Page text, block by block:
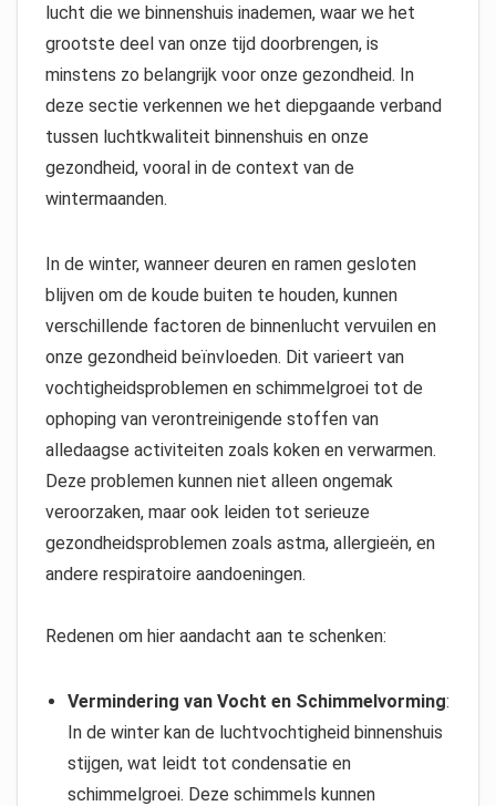
lucht die we binnenshuis inademen, waar we het
grootste deel van onze tijd doorbrengen, is
minstens zo belangrijk voor onze gezondheid. In
deze sectie verkennen we het diepgaande verband
tussen luchtkwaliteit binnenshuis en onze
gezondheid, vooral in de context van de
wintermaanden.
In de winter, wanneer deuren en ramen gesloten
blijven om de koude buiten te houden, kunnen
verschillende factoren de binnenlucht vervuilen en
onze gezondheid beïnvloeden. Dit varieert van
vochtigheidsproblemen en schimmelgroei tot de
ophoping van verontreinigende stoffen van
alledaagse activiteiten zoals koken en verwarmen.
Deze problemen kunnen niet alleen ongemak
veroorzaken, maar ook leiden tot serieuze
gezondheidsproblemen zoals astma, allergieën, en
andere respiratoire aandoeningen.
Redenen om hier aandacht aan te schenken:
Vermindering van Vocht en Schimmelvorming:
In de winter kan de luchtvochtigheid binnenshuis
stijgen, wat leidt tot condensatie en
schimmelgroei. Deze schimmels kunnen